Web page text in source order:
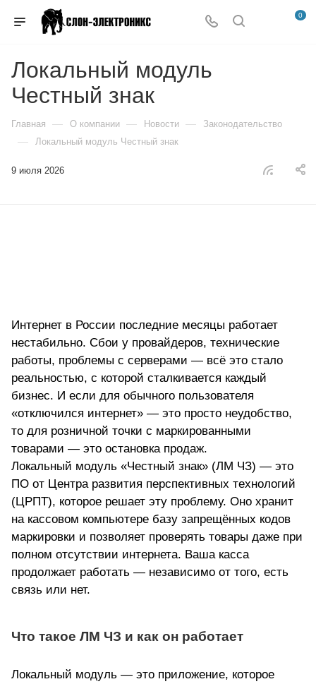
0
Локальный модуль
Честный знак
Главная — О компании — Новости — Законодательство
— Локальный модуль Честный знак
9 июля 2026
Интернет в России последние месяцы работает
нестабильно. Сбои у провайдеров, технические
работы, проблемы с серверами — всё это стало
реальностью, с которой сталкивается каждый
бизнес. И если для обычного пользователя
«отключился интернет» — это просто неудобство,
то для розничной точки с маркированными
товарами — это остановка продаж.
Локальный модуль «Честный знак» (ЛМ ЧЗ) — это
ПО от Центра развития перспективных технологий
(ЦРПТ), которое решает эту проблему. Оно хранит
на кассовом компьютере базу запрещённых кодов
маркировки и позволяет проверять товары даже при
полном отсутствии интернета. Ваша касса
продолжает работать — независимо от того, есть
связь или нет.
Что такое ЛМ ЧЗ и как он работает
Локальный модуль — это приложение, которое